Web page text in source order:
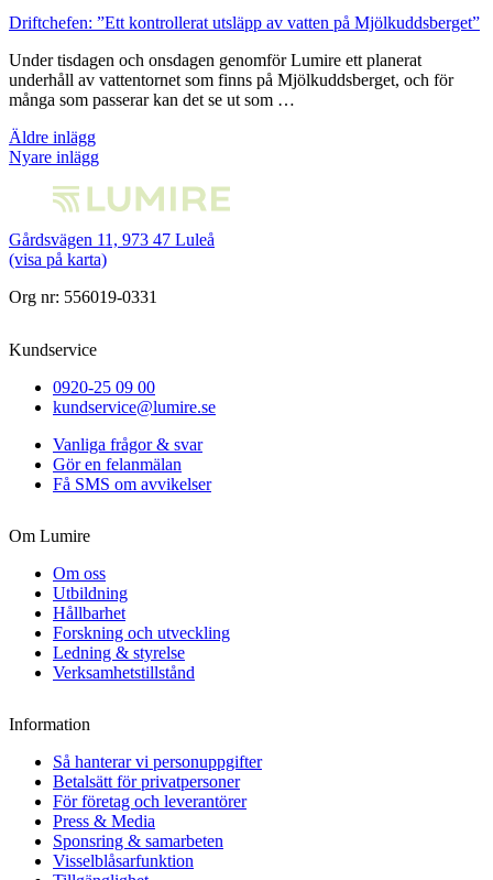
Driftchefen: ”Ett kontrollerat utsläpp av vatten på Mjölkudds­berget”
Under tisdagen och onsdagen genomför Lumire ett planerat
underhåll av vattentornet som finns på Mjölkuddsberget, och för
många som passerar kan det se ut som …
Inläggsnavigering
Äldre inlägg
Nyare inlägg
Gårdsvägen 11, 973 47 Luleå
(visa på karta)
Org nr: 556019-0331
Kundservice
0920-25 09 00
kundservice@lumire.se
Vanliga frågor & svar
Gör en felanmälan
Få SMS om avvikelser
Om Lumire
Om oss
Utbildning
Hållbarhet
Forskning och utveckling
Ledning & styrelse
Verksamhetstillstånd
Information
Så hanterar vi personuppgifter
Betalsätt för privatpersoner
För företag och leverantörer
Press & Media
Sponsring & samarbeten
Visselblåsarfunktion